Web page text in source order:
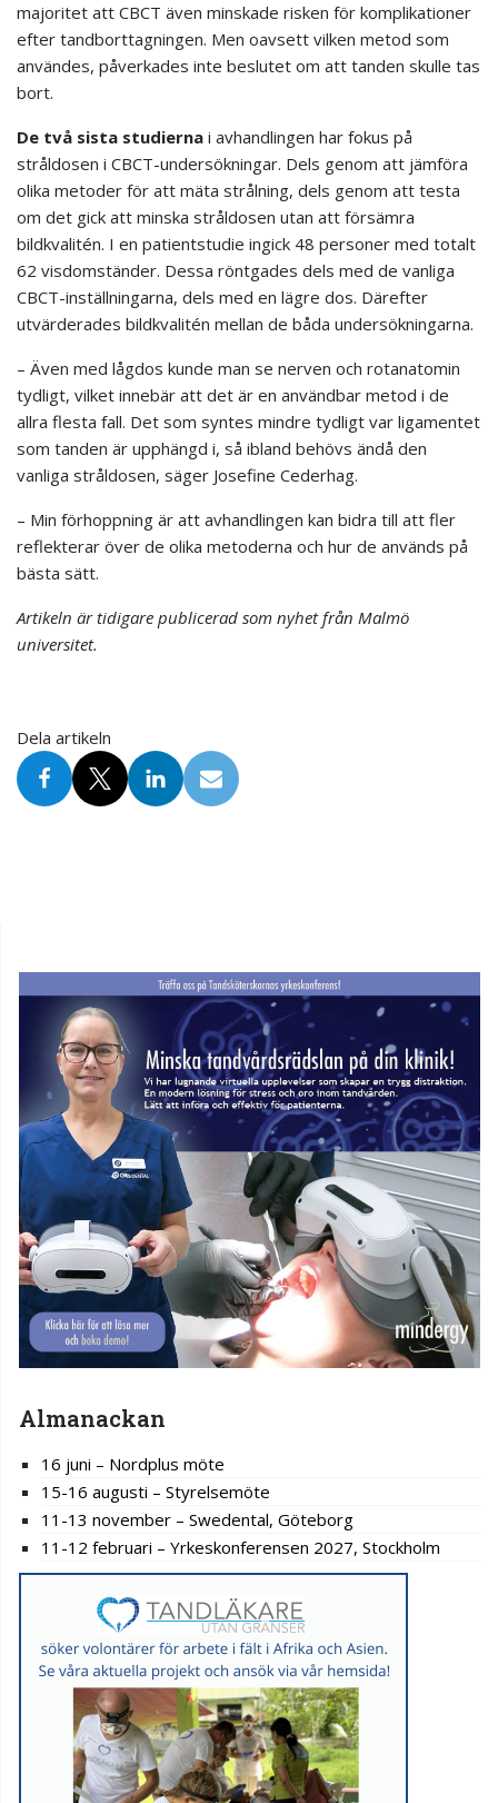
majoritet att CBCT även minskade risken för komplikationer
efter tandborttagningen. Men oavsett vilken metod som
användes, påverkades inte beslutet om att tanden skulle tas
bort.
De två sista studierna i avhandlingen har fokus på
stråldosen i CBCT-undersökningar. Dels genom att jämföra
olika metoder för att mäta strålning, dels genom att testa
om det gick att minska stråldosen utan att försämra
bildkvalitén. I en patientstudie ingick 48 personer med totalt
62 visdomständer. Dessa röntgades dels med de vanliga
CBCT-inställningarna, dels med en lägre dos. Därefter
utvärderades bildkvalitén mellan de båda undersökningarna.
– Även med lågdos kunde man se nerven och rotanatomin
tydligt, vilket innebär att det är en användbar metod i de
allra flesta fall. Det som syntes mindre tydligt var ligamentet
som tanden är upphängd i, så ibland behövs ändå den
vanliga stråldosen, säger Josefine Cederhag.
– Min förhoppning är att avhandlingen kan bidra till att fler
reflekterar över de olika metoderna och hur de används på
bästa sätt.
Artikeln är tidigare publicerad som nyhet från Malmö
universitet.
Dela artikeln
Almanackan
16 juni – Nordplus möte
15-16 augusti – Styrelsemöte
11-13 november – Swedental, Göteborg
11-12 februari – Yrkeskonferensen 2027, Stockholm